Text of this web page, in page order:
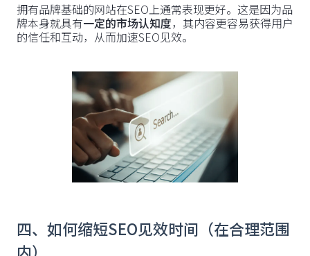
拥有品牌基础的网站在SEO上通常表现更好。这是因为品
牌本身就具有一定的市场认知度，其内容更容易获得用户
的信任和互动，从而加速SEO见效。
四、如何缩短SEO见效时间（在合理范围
内）